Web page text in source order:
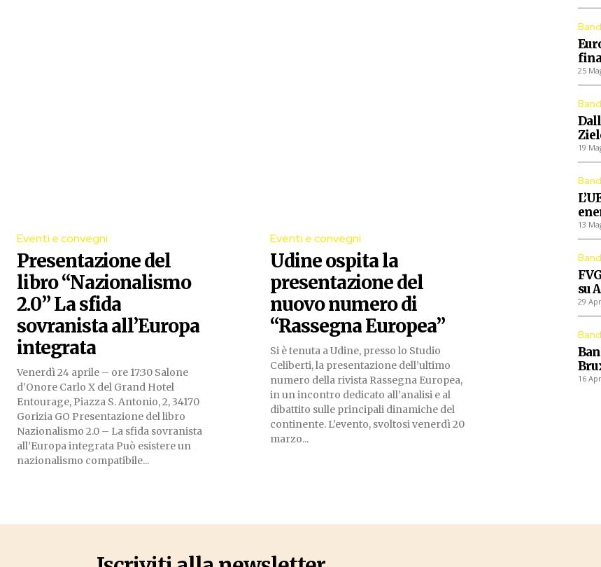
Eventi e convegni
Presentazione del
libro “Nazionalismo
2.0” La sfida
sovranista all’Europa
integrata
Venerdì 24 aprile – ore 17:30 Salone
d’Onore Carlo X del Grand Hotel
Entourage, Piazza S. Antonio, 2, 34170
Gorizia GO Presentazione del libro
Nazionalismo 2.0 – La sfida sovranista
all’Europa integrata Può esistere un
nazionalismo compatibile...
Eventi e convegni
Udine ospita la
presentazione del
nuovo numero di
“Rassegna Europea”
Si è tenuta a Udine, presso lo Studio
Celiberti, la presentazione dell’ultimo
numero della rivista Rassegna Europea,
in un incontro dedicato all’analisi e al
dibattito sulle principali dinamiche del
continente. L’evento, svoltosi venerdì 20
marzo...
25
19
13
su
29
16